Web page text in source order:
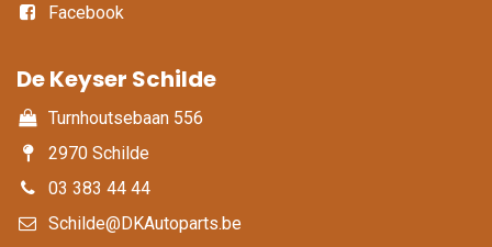
Facebook
De Keyser Schilde
Turnhoutsebaan 556
2970 Schilde
03 383 44 44
Schilde@DKAutoparts.be